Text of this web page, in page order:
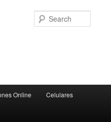
Online Celulares